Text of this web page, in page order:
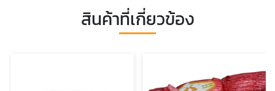
สินค้าที่เกี่ยวข้อง